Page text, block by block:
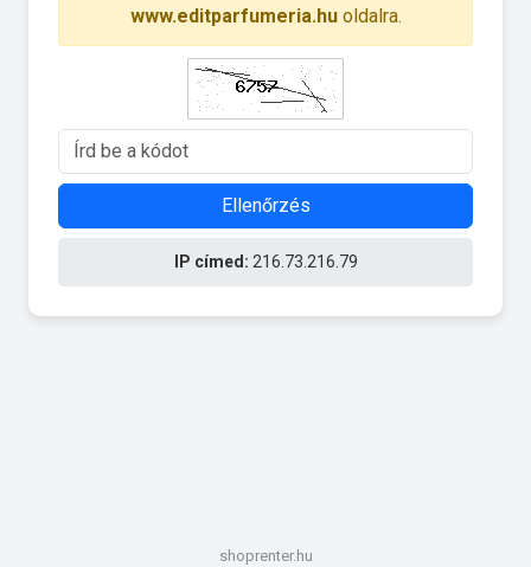
www.editparfumeria.huoldalra.
Ellenőrzés
IP címed: 216.73.216.79
shoprenter.hu